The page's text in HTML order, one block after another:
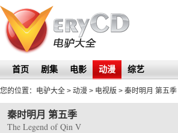
首页 剧集 电影 动漫 综艺
您的位置： 电驴大全 > 动漫 > 电视版 > 秦时明月 第五季
秦时明月 第五季
The Legend of Qin V